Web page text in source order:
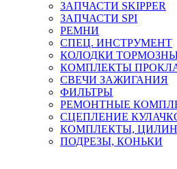
ЗАПЧАСТИ SKIPPER
ЗАПЧАСТИ SPI
РЕМНИ
СПЕЦ. ИНСТРУМЕНТ
КОЛОДКИ
КОМПЛЕКТЫ
СВЕЧИ ЗАЖИГАНИЯ
ФИЛЬТРЫ
РЕМОНТНЫЕ
СЦЕПЛЕНИЕ
КОМПЛЕКТЫ,
ПОДРЕЗЫ, КОНЬКИ